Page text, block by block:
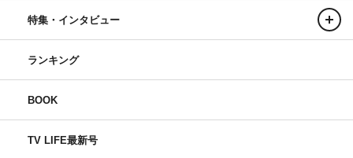
特集・インタビュー
ランキング
BOOK
TV LIFE最新号